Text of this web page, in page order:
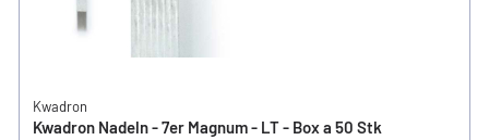
Kwadron
Kwadron Nadeln - 7er Magnum - LT - Box a 50 Stk